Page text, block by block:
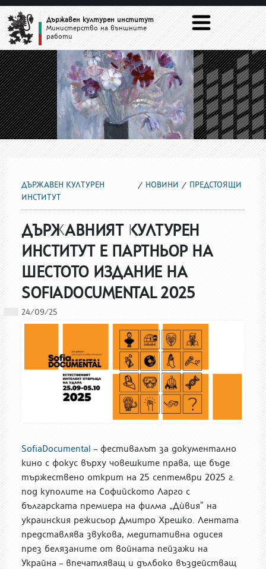
ПРЕДСТОЯЩИ
Държавен културен институт
Министерство на външните
работи
ДЪРЖАВЕН КУЛТУРЕН
ИНСТИТУТ
НОВИНИ ПРЕДСТОЯЩИ
ДЪРЖАВНИЯТ КУЛТУРЕН
ИНСТИТУТ Е ПАРТНЬОР НА
ШЕСТОТО ИЗДАНИЕ НА
SOFIADOCUMENTAL 2025
24/09/25
SofiaDocumental – фестивалът за документално
кино с фокус върху човешките права, ще бъде
тържествено открит на 25 септември 2025 г.
под куполите на Софийското Ларго с
българската премиера на филма „Дѝвия“ на
украинския режисьор Дмитро Хрешко. Лентата
представлява звукова, медитативна одисея
през белязаните от войната пейзажи на
Украйна – впечатляващ и дълбоко въздействащ